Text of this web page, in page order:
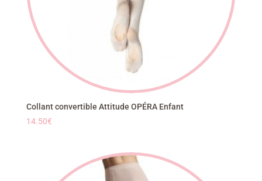
Collant convertible Attitude OPÉRA Enfant
14.50€